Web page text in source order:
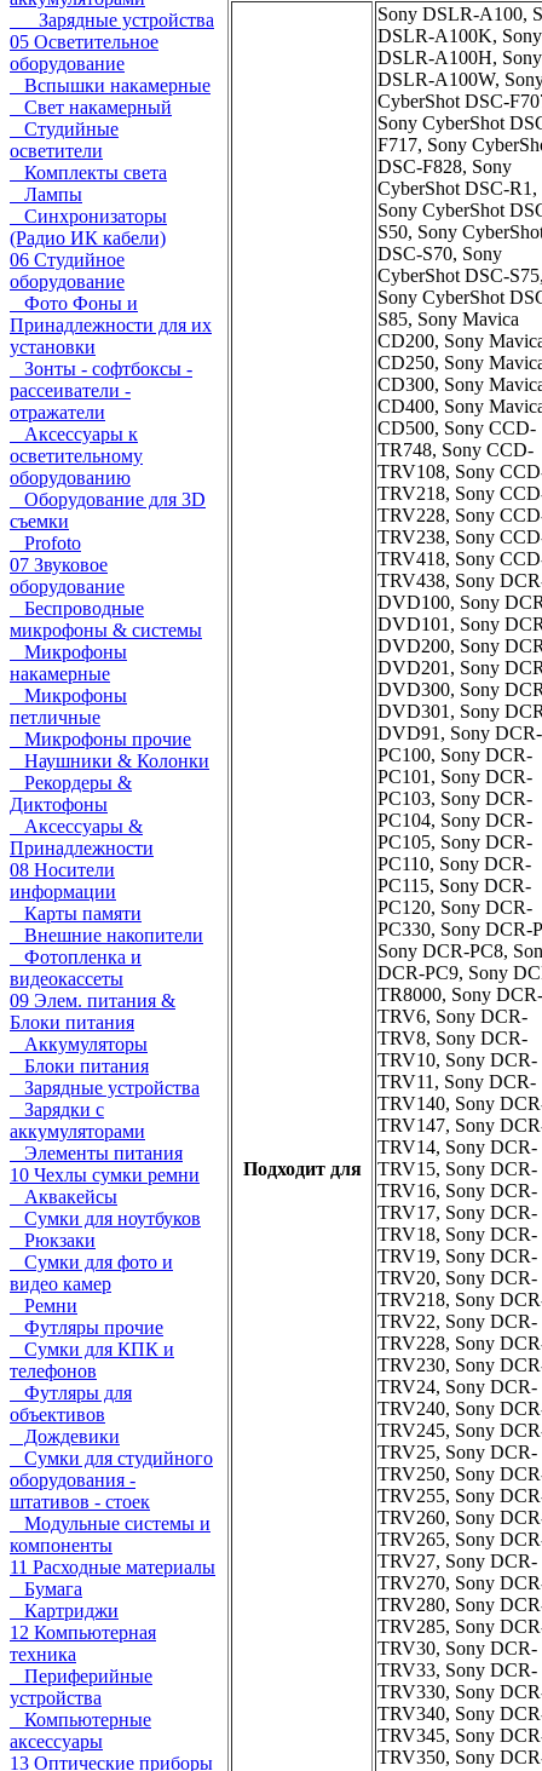
Зарядные устройства
05 Осветительное
оборудование
Вспышки накамерные
Свет накамерный
Студийные
осветители
Комплекты света
Лампы
Синхронизаторы
(Радио ИК кабели)
06 Студийное
оборудование
Фото Фоны и
Принадлежности для их
установки
Зонты - софтбоксы -
рассеиватели -
отражатели
Аксессуары к
осветительному
оборудованию
Оборудование для 3D
съемки
Profoto
07 Звуковое
оборудование
Беспроводные
микрофоны & системы
Микрофоны
накамерные
Микрофоны
петличные
Микрофоны прочие
Наушники & Колонки
Рекордеры &
Диктофоны
Аксессуары &
Принадлежности
08 Носители
информации
Карты памяти
Внешние накопители
Фотопленка и
видеокассеты
09 Элем. питания &
Блоки питания
Аккумуляторы
Блоки питания
Зарядные устройства
Зарядки с
аккумуляторами
Элементы питания
10 Чехлы сумки ремни
Аквакейсы
Сумки для ноутбуков
Рюкзаки
Сумки для фото и
видео камер
Ремни
Футляры прочие
Сумки для КПК и
телефонов
Футляры для
объективов
Дождевики
Сумки для студийного
оборудования -
штативов - стоек
Модульные системы и
компоненты
11 Расходные материалы
Бумага
Картриджи
12 Компьютерная
техника
Периферийные
устройства
Компьютерные
аксессуары
13 Оптические приборы
Подходит для
Sony DSLR-A100,
DSLR-A100K, Sony
DSLR-A100H, Sony
DSLR-A100W,
CyberShot DSC-
Sony CyberShot
F717, Sony
DSC-F828, Sony
CyberShot DSC-R1,
Sony CyberShot
S50, Sony
DSC-S70, Sony
CyberShot DSC-
Sony CyberShot
S85, Sony Mavica
CD200, Sony
CD250, Sony
CD300, Sony
CD400, Sony
CD500, Sony CCD-
TR748, Sony CCD-
TRV108, Sony
TRV218, Sony
TRV228, Sony
TRV238, Sony
TRV418, Sony
TRV438, Sony
DVD100, Sony
DVD101, Sony
DVD200, Sony
DVD201, Sony
DVD300, Sony
DVD301, Sony
DVD91, Sony DCR-
PC100, Sony DCR-
PC101, Sony DCR-
PC103, Sony DCR-
PC104, Sony DCR-
PC105, Sony DCR-
PC110, Sony DCR-
PC115, Sony DCR-
PC120, Sony DCR-
PC330, Sony DCR-
Sony DCR-PC8,
DCR-PC9, Sony
TR8000, Sony DCR-
TRV6, Sony DCR-
TRV8, Sony DCR-
TRV10, Sony DCR-
TRV11, Sony DCR-
TRV140, Sony
TRV147, Sony
TRV14, Sony DCR-
TRV15, Sony DCR-
TRV16, Sony DCR-
TRV17, Sony DCR-
TRV18, Sony DCR-
TRV19, Sony DCR-
TRV20, Sony DCR-
TRV218, Sony
TRV22, Sony DCR-
TRV228, Sony
TRV230, Sony
TRV24, Sony DCR-
TRV240, Sony
TRV245, Sony
TRV25, Sony DCR-
TRV250, Sony
TRV255, Sony
TRV260, Sony
TRV265, Sony
TRV27, Sony DCR-
TRV270, Sony
TRV280, Sony
TRV285, Sony
TRV30, Sony DCR-
TRV33, Sony DCR-
TRV330, Sony
TRV340, Sony
TRV345, Sony
TRV350, Sony